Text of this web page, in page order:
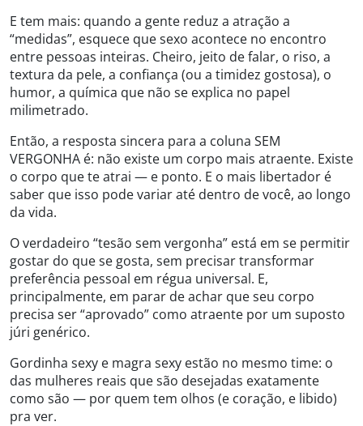
E tem mais: quando a gente reduz a atração a
“medidas”, esquece que sexo acontece no encontro
entre pessoas inteiras. Cheiro, jeito de falar, o riso, a
textura da pele, a confiança (ou a timidez gostosa), o
humor, a química que não se explica no papel
milimetrado.
Então, a resposta sincera para a coluna SEM
VERGONHA é: não existe um corpo mais atraente. Existe
o corpo que te atrai — e ponto. E o mais libertador é
saber que isso pode variar até dentro de você, ao longo
da vida.
O verdadeiro “tesão sem vergonha” está em se permitir
gostar do que se gosta, sem precisar transformar
preferência pessoal em régua universal. E,
principalmente, em parar de achar que seu corpo
precisa ser “aprovado” como atraente por um suposto
júri genérico.
Gordinha sexy e magra sexy estão no mesmo time: o
das mulheres reais que são desejadas exatamente
como são — por quem tem olhos (e coração, e libido)
pra ver.